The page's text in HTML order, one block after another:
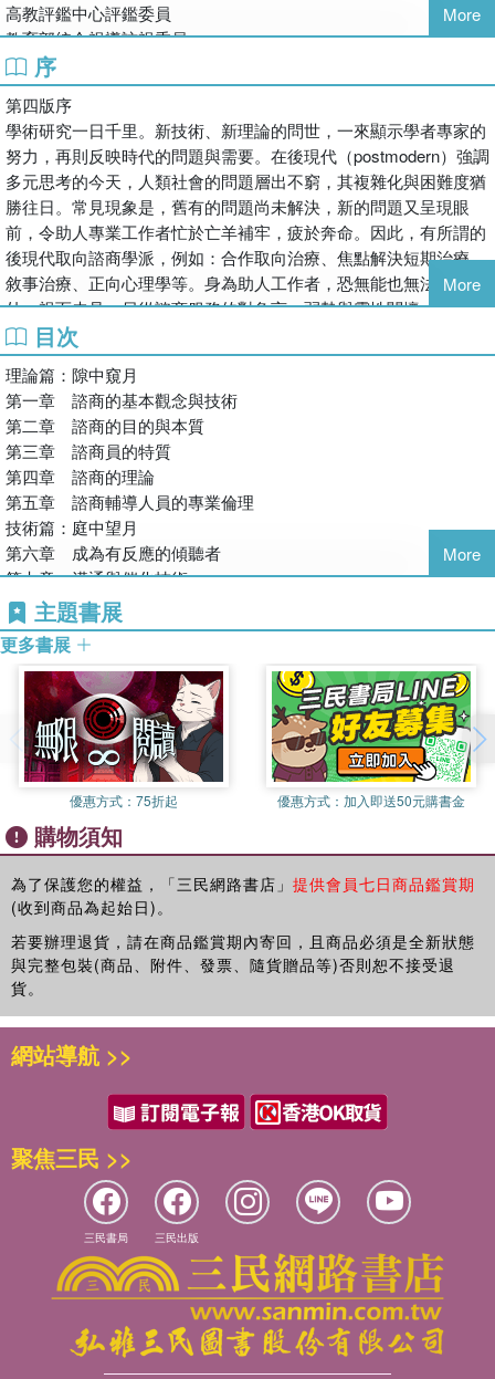
高教評鑑中心評鑑委員
教育部統合視導訪視委員
《通識教育學刊》總編輯
台灣輔導與諮商學會理監事
光武工專學生輔導中心組長、主任
天主教徐匯中學輔導教師
現 任：中原大學榮譽教授
國立臺灣師範大學教育心理與輔導學系兼任教授
《臺灣諮商心理學報》編輯委員
國家考試命題委員
法務部矯正署輔導專題講座
輔仁大學自我評鑑指導委員
中華基督教長老會信友堂教牧輔導專題講座
任教科目：輔導原理與實務、團體輔導、教牧輔導、壓力管理、青
少年發展與輔導、團體動力學
研究專長：諮商輔導、團體輔導與歷程、焦點短期理論、教牧輔
導、哀傷輔導、通識全人教育等
學術著作：
● 期刊論文
Pan, J. D. P., Deng, L.-Y. F., Tsia, S.-L., Jiang, J.-R. K., & Wang, Y.
J. (2016). Qualitative study of a solution-focused training program
for Taiwanese military instructors. Psychological Reports, 118,
626-648. (SSCI)
Pan, J. D. P., Deng, L.-Y. F., Tsai, S.-L., & Yuan, S. S. J. (2015).
Perspectives of Taiwanese pastoral counselors on the use of
Scripture and prayer in the counseling process. Psychological
Reports, 116, 543-563. (SSCI)
Pan, J. D. P., Deng, L.-Y. F., Tsai, S.-L., & Yuan, S. S. J. (2015).
Using Kollar旧 solution-focused pastoral counseling for bereaved
clients: The process of empowerment from clients?perception.
Psychological Reports, 116, 127-148. (SSCI)
Pan, J. D. P., Deng, L.-Y. F., Tsai, S.-L., Chen, H.-Y. J., & Yuan, S.
S. J. (2014). Development and validation of a Christian-based Grief
Recovery Scale. British Journal of Guidance and Counseling, 42,
99-114. (SSCI)
(2014). Effectiveness of an enhancement program on Taiwanese
university students?self-concept. Psychological Reports: Mental &
Physical Health, 114, 176-184. (SSCI)
Pan, J. D. P., Deng, L.-Y. F., Tsai, S.-L., & Yuan, S. S. J. (2013).
Issues of integration in psychological counseling practice from
Christianity, 32, 146-159. (Psychological Abstracts and Religion
Index One) (PsychINFO)
Pan, J. D. P., Lee, C. Y., Chang, S. H., & Jiang, J.-R. K. (2012).
Using prayer and scripture in a Christian stress-coping support
group for church attendances: Implications for professionals.
Journal of Pastoral Care and Counseling, 66, 1-13. (Scopus)
Pan, J. D. P., Fan, A. C., Bhat, C. S., & Chang, S. H. S. (2012).
Associations among self-concept, verbal behaviors, and group
climate early in the group counseling process. Psychological
Reports: Mental & Physical Health, 111, 739-754. (SSCI)
Pan, J. D. P., Deng, L.-Y. F., Fan, A. C., & Yuan, S. S. J. (2012).
More
序
第四版序
學術研究一日千里。新技術、新理論的問世，一來顯示學者專家的
努力，再則反映時代的問題與需要。在後現代（postmodern）強調
多元思考的今天，人類社會的問題層出不窮，其複雜化與困難度猶
勝往日。常見現象是，舊有的問題尚未解決，新的問題又呈現眼
前，令助人專業工作者忙於亡羊補牢，疲於奔命。因此，有所謂的
後現代取向諮商學派，例如：合作取向治療、焦點解決短期治療、
敘事治療、正向心理學等。身為助人工作者，恐無能也無法置身於
外，視而未見。另從諮商服務的對象言，弱勢與靈性關懷、上癮行
為、情緒創傷受害者之心理需求，明顯加劇，且數倍增長。這正是
本書第四版修訂的起心動念之緣由。
本書第四版的修訂，有下列調整與改變：
1. 嶄新編輯風格：每一章主題下均增加輔導小語及引言，使全章內
容清晰，提綱挈領易於閱讀，且增加可親性。
2. 增刪參考文獻：刪去舊有文獻資料，增加晚近研究成果，使之與
時俱進。
3. 豐富實務應用：為回應弱勢關懷的需求，在實務篇部分，增加
「年長者的心理與輔導」篇章以饗讀者。
輔導助人生涯中，要感謝許多貴人相助。他們是：臺灣師大心輔系
陳秉華教授與張世華副教授、東華大學諮商與臨床心理學系林繼偉
教授與前輔導中心主任鄧良玉教授等。由於他們在專業上的風格與
學養，相互扶持與勛勉，豐富我的輔導知能，開闊我的視野。本書
第四版的問世，要感謝心理出版社林敬堯總編輯及陳文玲編輯的熱
心協助及專業提點，本書才得以付印。設計師潘以恩小姐的封面設
計，增添本書不少色彩。最後，要特別感謝內人林薇女士，在每篇
者，也是品管的終結者。
潘正德 謹識於
2022夏日台北寓所
More
目次
理論篇：隙中窺月
第一章 諮商的基本觀念與技術
第二章 諮商的目的與本質
第三章 諮商員的特質
第四章 諮商的理論
第五章 諮商輔導人員的專業倫理
技術篇：庭中望月
第六章 成為有反應的傾聽者
第七章 溝通與催化技術
第八章 感受的處理與練習
第九章 思考的處理與練習
第十章 行動的處理與練習
第十一章 問題處理模式
第十二章 生活技能訓練
第十三章 危機調適處理
第十四章 專業技術的成長與發展
實務篇：台上玩月
第十五章 抗拒的認識與處理
第十六章 心理防衛的認識與處理
第十七章 曖昧訊息的認識與處理
第十八章 年長者的心理與輔導
附錄：實用量表
參考文獻
More
主題書展
更多書展
優惠方式： 75折起 優惠方式： 加入即送50元購書金
購物須知
為了保護您的權益，「三民網路書店」 提供會員七日商品鑑賞期
(收到商品為起始日)。
若要辦理退貨，請在商品鑑賞期內寄回，且商品必須是全新狀態
與完整包裝(商品、附件、發票、隨貨贈品等)否則恕不接受退
貨。
網站導航 >>
聚焦三民 >>
三民書局 三民出版